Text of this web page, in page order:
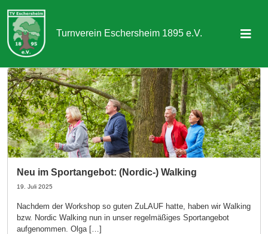
Turnverein Eschersheim 1895 e.V.
Sportangebot
Abteilungen
Aktuelles & Termine
Über uns
Kontakt
Mitgliedschaft
Neu im Sportangebot: (Nordic-) Walking
19. Juli 2025
Nachdem der Workshop so guten ZuLAUF hatte, haben wir Walking
bzw. Nordic Walking nun in unser regelmäßiges Sportangebot
aufgenommen. Olga […]